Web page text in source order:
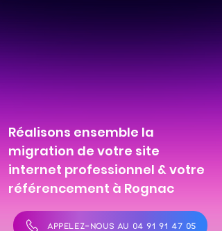
Réalisons ensemble la
migration de votre site
internet professionnel & votre
référencement à Rognac
APPELEZ-NOUS AU 04 91 91 47 05